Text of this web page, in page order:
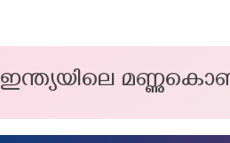
ഇന്ത്യയിലെ